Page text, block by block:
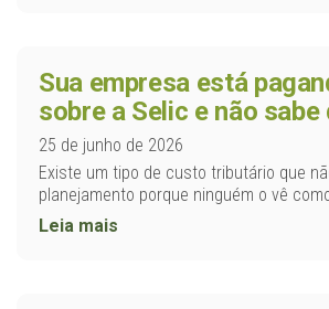
Sua empresa está
sobre a Selic e não
25 de junho de 2026
Existe um tipo de custo tributário que
planejamento porque ninguém o vê
Leia mais